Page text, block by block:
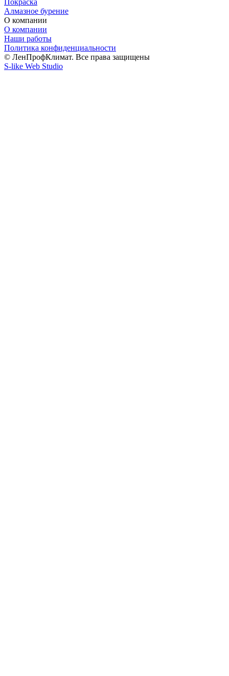
Алмазное бурение
О компании
О компании
Наши работы
Политика конфиденциальности
© ЛенПрофКлимат. Все права защищены
S-like Web Studio